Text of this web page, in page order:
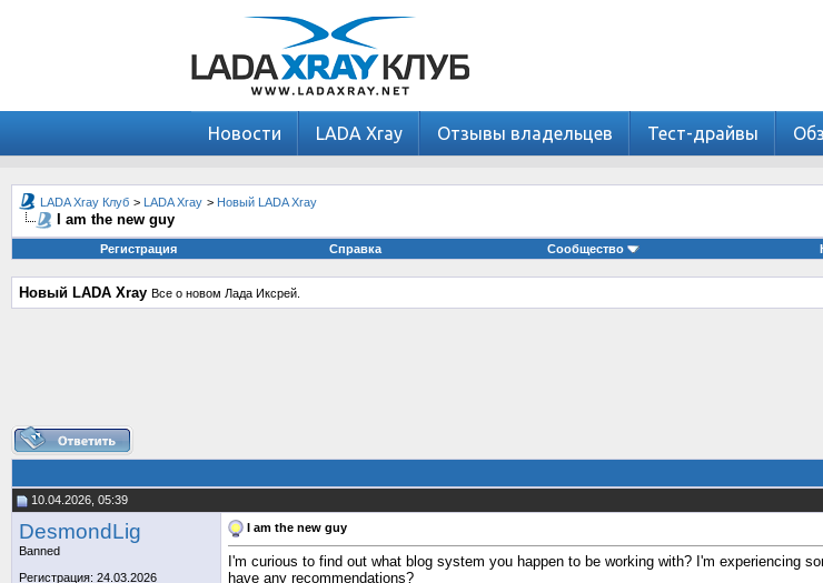
Новости LADA Xray Отзывы владельцев Тест-драйвы
LADA Xray Клуб > LADA Xray > Новый LADA Xray
I am the new guy
Регистрация
Справка Сообщество
Новый LADA Xray Все о новом Лада Иксрей.
10.04.2026, 05:39
DesmondLig
Banned
Регистрация: 24.03.2026
I am the new guy
I'm curious to find out what blog system you happen to be working with? I'm experiencing
have any recommendations?